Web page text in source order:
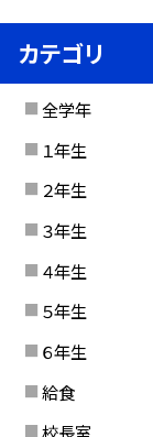
カテゴリ
全学年
１年生
２年生
３年生
４年生
５年生
６年生
給食
校長室